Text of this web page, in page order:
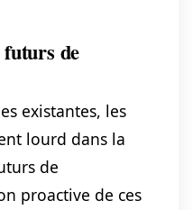
futurs de
existantes, les
lourd dans la
de
proactive de ces